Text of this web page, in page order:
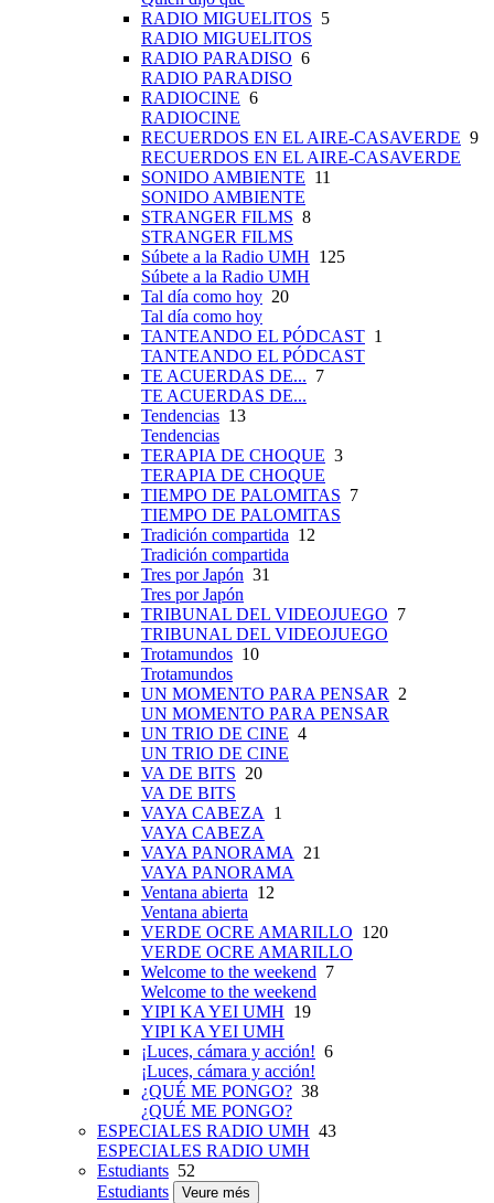
RADIO MIGUELITOS 5
RADIO MIGUELITOS
RADIO PARADISO 6
RADIO PARADISO
RADIOCINE 6
RADIOCINE
RECUERDOS EN EL AIRE-CASAVERDE 9
RECUERDOS EN EL AIRE-CASAVERDE
SONIDO AMBIENTE 11
SONIDO AMBIENTE
STRANGER FILMS 8
STRANGER FILMS
Súbete a la Radio UMH 125
Súbete a la Radio UMH
Tal día como hoy 20
Tal día como hoy
TANTEANDO EL PÓDCAST 1
TANTEANDO EL PÓDCAST
TE ACUERDAS DE... 7
TE ACUERDAS DE...
Tendencias 13
Tendencias
TERAPIA DE CHOQUE 3
TERAPIA DE CHOQUE
TIEMPO DE PALOMITAS 7
TIEMPO DE PALOMITAS
Tradición compartida 12
Tradición compartida
Tres por Japón 31
Tres por Japón
TRIBUNAL DEL VIDEOJUEGO 7
TRIBUNAL DEL VIDEOJUEGO
Trotamundos 10
Trotamundos
UN MOMENTO PARA PENSAR 2
UN MOMENTO PARA PENSAR
UN TRIO DE CINE 4
UN TRIO DE CINE
VA DE BITS 20
VA DE BITS
VAYA CABEZA 1
VAYA CABEZA
VAYA PANORAMA 21
VAYA PANORAMA
Ventana abierta 12
Ventana abierta
VERDE OCRE AMARILLO 120
VERDE OCRE AMARILLO
Welcome to the weekend 7
Welcome to the weekend
YIPI KA YEI UMH 19
YIPI KA YEI UMH
¡Luces, cámara y acción! 6
¡Luces, cámara y acción!
¿QUÉ ME PONGO? 38
¿QUÉ ME PONGO?
ESPECIALES RADIO UMH 43
ESPECIALES RADIO UMH
Estudiants 52
Estudiants
Veure més